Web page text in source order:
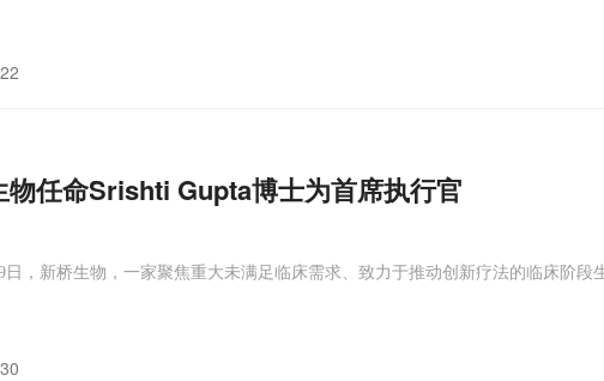
物任命Srishti Gupta博士为首席执行官
新桥生物，一家聚焦重大未满足临床需求、致力于推动创新疗法的临床阶段